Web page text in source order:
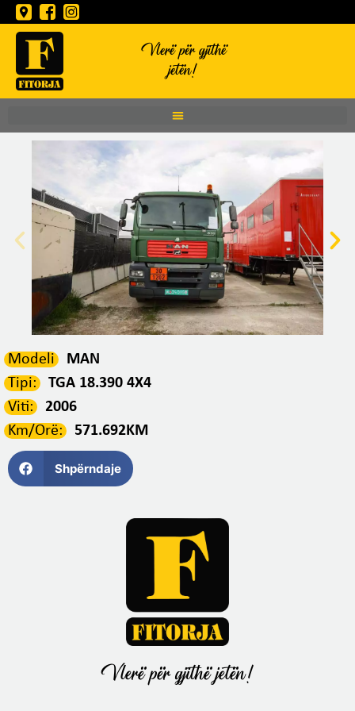
Vlerë për gjithë
jetën!
Modeli
MAN
Tipi:
TGA 18.390 4X4
Viti:
2006
Km/Orë:
571.692KM
Shpërndaje
Vlerë për gjithë jetën!